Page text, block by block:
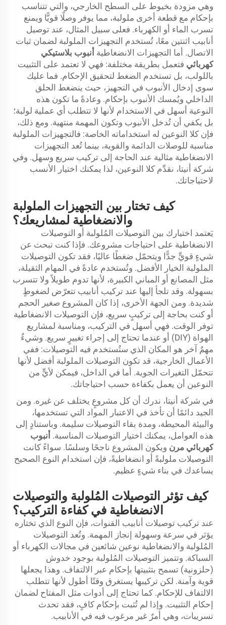
وهي مزودة بخيوط على السطح الخارجي، والتي تتناسب
بإحكام مع قطعة أخرى ملولبة، مما يوفر وصلًا قويًّا ويمنع
تسرب الماء أو الكهرباء. فعلى سبيل المثال، عند توصيل
أنابيب اثنتين معًا، تُستخدم التجهيزات الملولبة لضمان ثبات
الاتصال. أما التجهيزات الانضغاطية أنبوب بلاستيكي
كهربائي فتعمل بطريقة مختلفة: فهي لا تعتمد على التثبيت
باللولب، بل تستخدم الضغط لتحقيق الإحكام. فما عليك
سوى إدخال الأنبوب في التجهيز، حيث ينضغط الحلق
الداخلي ويُمسك الأنبوب بإحكام. وعادةً ما تكون هذه
النوعية أسهل في الاستخدام لأنها لا تتطلب أي عملية لولبة؛
بل يكفي أن تُدخل الأنبوب وتكون المهمة منتهية. ومع ذلك،
فإن كلا النوعين له استخداماته الخاصة: فالتجهيزات الملولبة
مناسبة للوصلات الدائمة والقوية، بينما تُعد التجهيزات
الانضغاطية مثالية عند الحاجة إلى تركيب سريع وسهل. وفي
شركة أنيتا، نقدِّم كلا النوعين، لذا يمكنك اختيار الأنسب
لاحتياجاتك.
كيف تختار بين التجهيزات الملولبة
والانضغاطية لمشاريعك؟
يَعتمد اختيارك بين التوصيلات المُلولبة أو التوصيلات
الانضغاطية على احتياجات مشروعك. فإذا كنت تبحث عن
شيءٍ قويٍّ جدًّا ويتحمّل ضغطًا عاليًا، فقد تكون التوصيلات
الملولبة الخيار الأفضل. وتُستخدم عادةً في المهام الثقيلة،
مثل المصانع أو المباني الكبيرة، لأنها تدوم طويلاً ولا تتسرب
بسهولة. وقد تلجأ إليها عند تركيب أنابيب تتعرّض لضغوطٍ
شديدة. ومن الجهة الأخرى، إذا كان المشروع صغير الحجم
أو كنت بحاجة إلى تركيبٍ سريع، فإن التوصيلات الانضغاطية
توفر الوقت. فهي أسهل في التركيب، ومناسبة لمشاريع
الهواة (DIY) أو عندما تحتاج إلى إجراء تغييرٍ سريع. وشيءٌ
مهمٌ آخر هو المكان الذي ستُستخدم فيه التوصيلات: ففي
الأعمال الخارجية، قد تكون التوصيلات الملولبة أفضل لأنها
تتحمّل التغيرات الجوية. أما في الداخل، فيمكن لأيٍّ من
النوعين أن يعمل بكفاءة حسب احتياجاتك.
في شركة أنيتا، ندرك أن كل مشروعٍ يختلف عن غيره. ومن
الجيد دائمًا أن تأخذ في الاعتبار المواد التي تستخدمها،
والبيئة المحيطة، ومدة بقاء التوصيلات سليمة. وباستنادٍ إلى
هذه العوامل، يمكنك اختيار التوصيلات المناسبة. أنبوب
كهربائي مرن ويكون المشروع ناجحًا وسلسًا. سواءً كانت
التوصيلات ملولبةً أو انضغاطيةً، فإن استخدام النوع الصحيح
يساعدك في بناء شيءٍ عظيم.
كيف تؤثر التوصيلات المُلولبة والتوصيلات
الانضغاطية في كفاءة التركيب؟
عند تركيب توصيلات أنابيب القنوات، فإن النوع الذي تختاره
يؤثر في سرعة وسهولة إنجاز المهمة. وتُعد التوصيلات
المُلولبة والانضغاطية نوعين شائعين في مجالات الكهرباء أو
السباكة. وتتميز التوصيلات المُلولبة بوجود خدوش
(حلزونية) تسمح بتثبيتها بإحكام عبر الالتفاف. وهذا يجعلها
قوية وآمنة. لكن تركيبها يستغرق وقتًا أطول لأنها تتطلب
الالتفاف للإحكام. كما تحتاج إلى أدوات مثل المفتاح لضمان
إحكام التثبيت. وإذا لم تُثبت بإحكام كافٍ، فقد تحدث
تسريبات، وهي أمرٌ غير مرغوب فيه في الأنابيب.